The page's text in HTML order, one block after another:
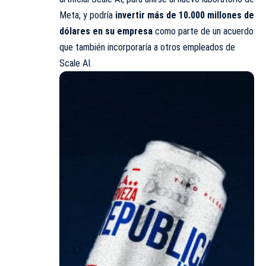
Meta, y podría invertir más de 10.000 millones de
dólares en su empresa como parte de un acuerdo
que también incorporaría a otros empleados de
Scale AI.